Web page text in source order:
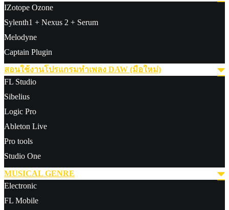
IZotope Ozone
Sylenth1 + Nexus 2 + Serum
Melodyne
Captain Plugin
สอนใช้งานโปรแกรมทำเพลง DAW (มือใหม่)
FL Studio
Sibelius
Logic Pro
Ableton Live
Pro tools
Studio One
MUSICAL GENRE
Electronic
FL Mobile